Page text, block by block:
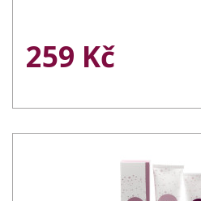
259 Kč